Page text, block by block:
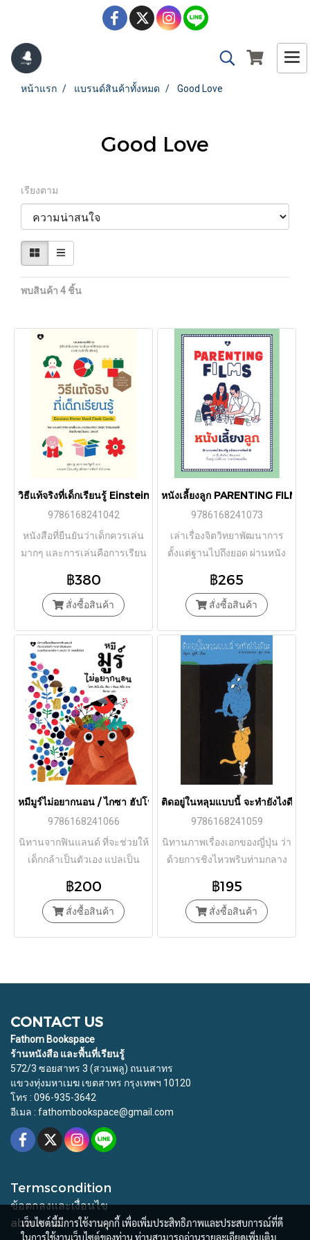
หน้าแรก แบรนด์สินค้าทั้งหมด Good Love
Good Love
เรียงตาม
พบสินค้า 4 ชิ้น
วิธีแท้จริงที่เด็กเรียนรู้ Einstein Never Used Flash Cards/ ดร.แค
9786168241042
หนังสือที่ยืนยันว่าเด็กควรเล่น
มากๆ และการเล่นคือการเรียน
฿380
สั่งซื้อสินค้า
หนังเลี้ยงลูก PARENTING
9786168241073
เล่าเรื่องจิตวิทยาพัฒนาการ
ตั้งแต่ฐานไปถึงยอด ผ่านหนัง
฿265
สั่งซื้อสินค้า
หมีมูร์ไม่อยากนอน / ไกซา ฮัปโปเน็น เรื่อง / อันเน วาสโก ภาพ /
9786168241066
นิทานจากฟินแลนด์ ที่จะช่วยให้
เด็กกล้าเป็นตัวเอง แปลเป็น
โลก
฿200
สั่งซื้อสินค้า
ติดอยู่ในหลุมแบบนี้ จะทำยังไงดีนะ
9786168241059
นิทานภาพเรื่องเอกของญี่ปุ่น ว่า
ด้วยการชิงไหวพริบท่ามกลาง
฿195
สั่งซื้อสินค้า
CONTACT US
Fathom Bookspace
ร้านหนังสือ และพื้นที่เรียนรู้
572/3 ซอยสาทร 3 (สวนพลู) ถนนสาทร
แขวงทุ่งมหาเมฆ เขตสาทร กรุงเทพฯ 10120
โทร : 096-935-3642
อีเมล : fathombookspace@gmail.com
Termscondition
ข้อตกลงและเงื่อนไข
about us
เว็บไซต์นี้มีการใช้งานคุกกี้ เพื่อเพิ่มประสิทธิภาพและประสบการณ์ที่ดี
ในการใช้งานเว็บไซต์ของท่าน ท่านสามารถอ่านรายละเอียดเพิ่มเติม